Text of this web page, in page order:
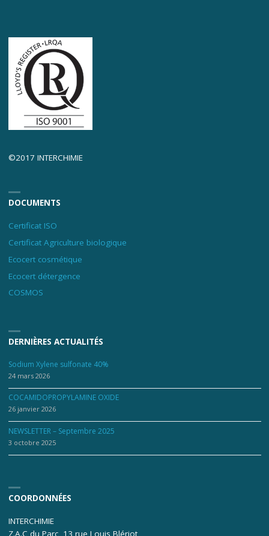
©2017 INTERCHIMIE
DOCUMENTS
Certificat ISO
Certificat Agriculture biologique
Ecocert cosmétique
Ecocert détergence
COSMOS
DERNIÈRES ACTUALITÉS
Sodium Xylene sulfonate 40%
24 mars 2026
COCAMIDOPROPYLAMINE OXIDE
26 janvier 2026
NEWSLETTER – Septembre 2025
3 octobre 2025
COORDONNÉES
INTERCHIMIE
Z.A.C du Parc, 13 rue Louis Blériot,